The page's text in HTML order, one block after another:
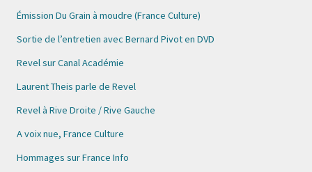
Émission Du Grain à moudre (France Culture)
Sortie de l’entretien avec Bernard Pivot en DVD
Revel sur Canal Académie
Laurent Theis parle de Revel
Revel à Rive Droite / Rive Gauche
A voix nue, France Culture
Hommages sur France Info